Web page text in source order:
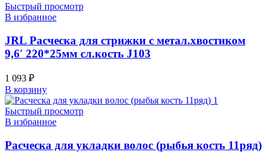
Быстрый просмотр
В избранное
JRL Расческа для стрижки с метал.хвостиком
9,6′ 220*25мм сл.кость J103
1 093 ₽
В корзину
Быстрый просмотр
В избранное
Расческа для укладки волос (рыбья кость 11ряд)